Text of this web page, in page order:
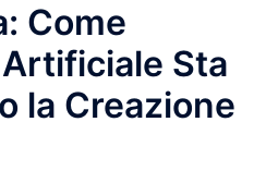
Come
Sta
la Creazione